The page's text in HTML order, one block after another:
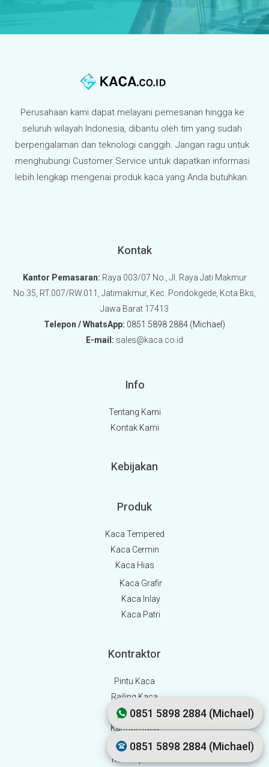
Perusahaan kami dapat melayani pemesanan hingga ke
seluruh wilayah Indonesia, dibantu oleh tim yang sudah
berpengalaman dan teknologi canggih. Jangan ragu untuk
menghubungi Customer Service untuk dapatkan informasi
lebih lengkap mengenai produk kaca yang Anda butuhkan.
Kontak
Kantor Pemasaran: Raya 003/07 No., Jl. Raya Jati Makmur
No.35, RT.007/RW.011, Jatimakmur, Kec. Pondokgede, Kota Bks,
Jawa Barat 17413
Telepon / WhatsApp: 0851 5898 2884 (Michael)
E-mail: sales@kaca.co.id
0851 5898 2884 (Michael)
0851 5898 2884 (Michael)
Info
Tentang Kami
Kontak Kami
Kebijakan
Produk
Kaca Tempered
Kaca Cermin
Kaca Hias
Kaca Grafir
Kaca Inlay
Kaca Patri
Kontraktor
Pintu Kaca
Railing Kaca
Shower Box
Kanopi Kaca
Curtain Wall
Kaca Spider